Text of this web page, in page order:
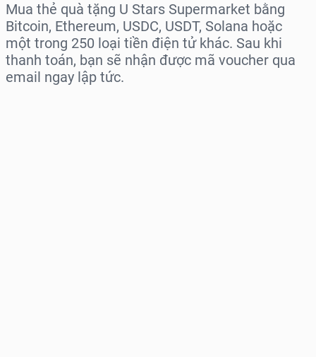
Mua thẻ quà tặng U Stars Supermarket bằng
Bitcoin, Ethereum, USDC, USDT, Solana hoặc
một trong 250 loại tiền điện tử khác. Sau khi
thanh toán, bạn sẽ nhận được mã voucher qua
email ngay lập tức.